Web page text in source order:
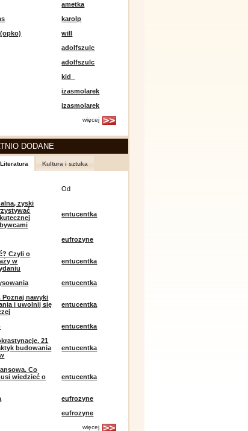
ametka
karolp
will
adolfszulc
adolfszulc
kid_
izasmolarek
izasmolarek
więcej
DODANE
Literatura Kultura i sztuka
Od
zyski
entucentka
eufrozyne
Czyli o
w
entucentka
entucentka
Poznaj nawyki
i uwolnij się
entucentka
entucentka
21
budowania
entucentka
Co
wiedzieć o
entucentka
eufrozyne
eufrozyne
więcej